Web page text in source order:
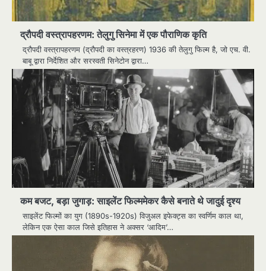
द्रौपदी वस्त्रापहरणम: तेलुगु सिनेमा में एक पौराणिक कृति
द्रौपदी वस्त्रापहरणम (द्रौपदी का वस्त्रहरण) 1936 की तेलुगु फिल्म है, जो एच. वी.
बाबू द्वारा निर्देशित और सरस्वती सिनेटोन द्वारा…
कम बजट, बड़ा जुगाड़: साइलेंट फिल्ममेकर कैसे बनाते थे जादुई दृश्य
साइलेंट फिल्मों का युग (1890s-1920s) विजुअल इफेक्ट्स का स्वर्णिम काल था,
लेकिन एक ऐसा काल जिसे इतिहास ने अक्सर ‘आदिम’…